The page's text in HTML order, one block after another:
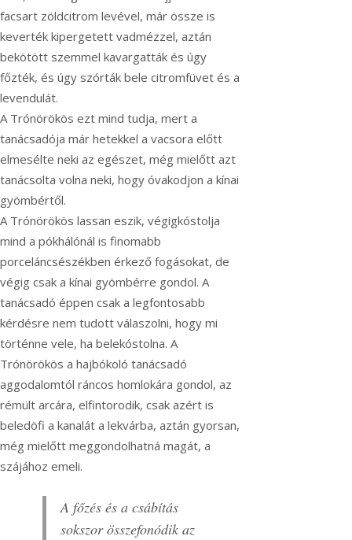
facsart zöldcitrom levével, már össze is
keverték kipergetett vadmézzel, aztán
bekötött szemmel kavargatták és úgy
főzték, és úgy szórták bele citromfüvet és a
levendulát.
A Trónörökös ezt mind tudja, mert a
tanácsadója már hetekkel a vacsora előtt
elmesélte neki az egészet, még mielőtt azt
tanácsolta volna neki, hogy óvakodjon a kínai
gyömbértől.
A Trónörökös lassan eszik, végigkóstolja
mind a pókhálónál is finomabb
porceláncsészékben érkező fogásokat, de
végig csak a kínai gyömbérre gondol. A
tanácsadó éppen csak a legfontosabb
kérdésre nem tudott válaszolni, hogy mi
történne vele, ha belekóstolna. A
Trónörökös a hajbókoló tanácsadó
aggodalomtól ráncos homlokára gondol, az
rémült arcára, elfintorodik, csak azért is
beledöfi a kanalát a lekvárba, aztán gyorsan,
még mielőtt meggondolhatná magát, a
szájához emeli.
A főzés és a csábítás
sokszor összefonódik az